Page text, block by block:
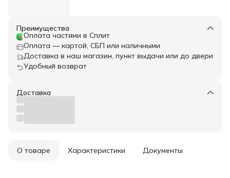
Преимущества
Оплата частями в Сплит
Оплата — картой, СБП или наличными
Доставка в наш магазин, пункт выдачи или до двери
Удобный возврат
Доставка
О товаре Характеристики Документы